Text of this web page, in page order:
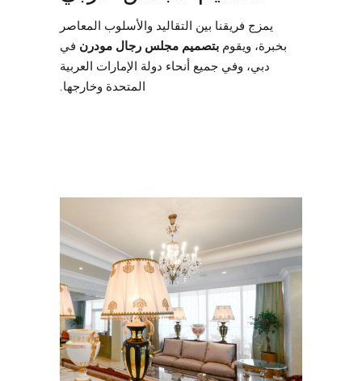
يمزج فريقنا بين التقاليد والأسلوب المعاصر
بخبرة، ويقوم بتصميم مجلس رجال مودرن في
دبي، وفي جميع أنحاء دولة الإمارات العربية
المتحدة وخارجها.